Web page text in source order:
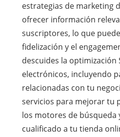
estrategias de marketing
ofrecer información
suscriptores, lo que
fidelización y el
descuides la optimización
electrónicos, incluyendo
relacionadas con tu
servicios para mejorar tu
los motores de búsqueda
cualificado a tu tienda